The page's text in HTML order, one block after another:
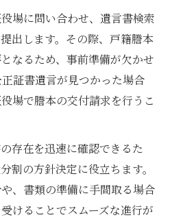
場に問い合わせ、遺言書検索
出します。その際、戸籍謄本
なるため、事前準備が欠かせ
証書遺言が見つかった場合
場で謄本の交付請求を行うこ
存在を迅速に確認できるた
割の方針決定に役立ちます。
、書類の準備に手間取る場合
けることでスムーズな進行が